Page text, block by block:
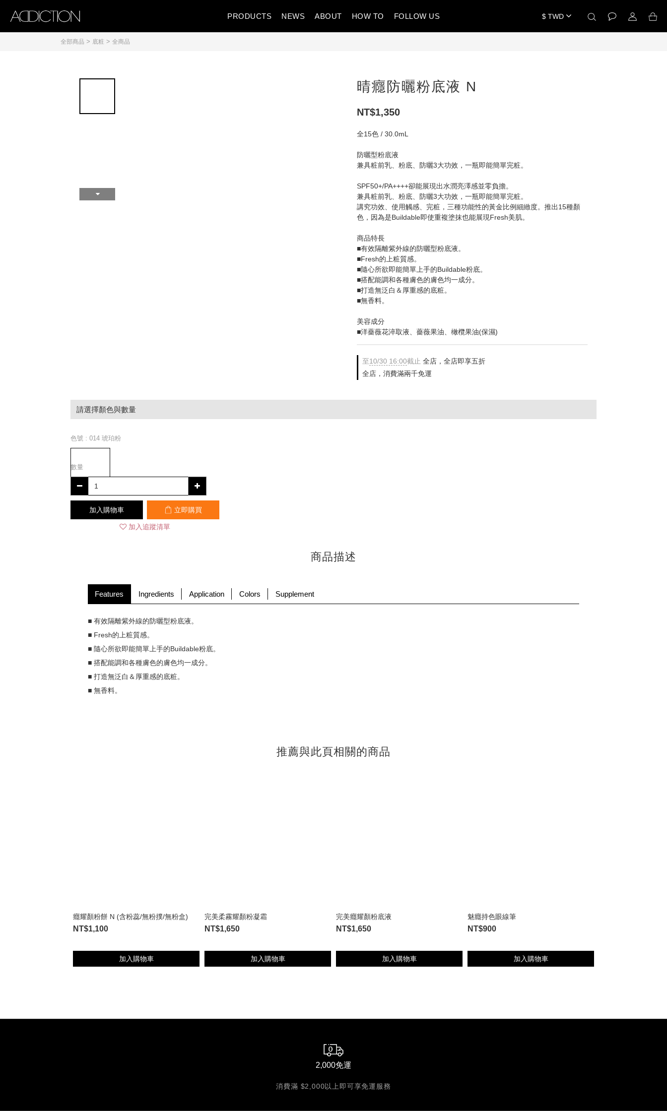
PRODUCTS NEWS ABOUT HOW TO FOLLOW US $ TWD
全部商品 > 底粧 > 全商品
晴癮防曬粉底液 N
NT$1,350
全15色 / 30.0mL
防曬型粉底液
兼具粧前乳、粉底、防曬3大功效，一瓶即能簡單完粧。
SPF50+/PA++++卻能展現出水潤亮澤感並零負擔。
兼具粧前乳、粉底、防曬3大功效，一瓶即能簡單完粧。
講究功效、使用觸感、完粧，三種功能性的黃金比例細緻度。推出15種顏
色，因為是Buildable即使重複塗抹也能展現Fresh美肌。
商品特長
■有效隔離紫外線的防曬型粉底液。
■Fresh的上粧質感。
■隨心所欲即能簡單上手的Buildable粉底。
■搭配能調和各種膚色的膚色均一成分。
■打造無泛白＆厚重感的底粧。
■無香料。
美容成分
■洋薔薇花淬取液、薔薇果油、橄欖果油(保濕)
至10/30 16:00截止 全店，全店即享五折
全店，消費滿兩千免運
請選擇顏色與數量
色號 : 014 琥珀粉
數量
加入購物車 立即購買
加入追蹤清單
商品描述
Features Ingredients Application Colors Supplement
■ 有效隔離紫外線的防曬型粉底液。
■ Fresh的上粧質感。
■ 隨心所欲即能簡單上手的Buildable粉底。
■ 搭配能調和各種膚色的膚色均一成分。
■ 打造無泛白＆厚重感的底粧。
■ 無香料。
推薦與此頁相關的商品
癮耀顏粉餅 N (含粉蕊/無粉撲/無粉盒)
NT$1,100
加入購物車
完美柔霧耀顏粉凝霜
NT$1,650
加入購物車
完美癮耀顏粉底液
NT$1,650
加入購物車
魅癮持色眼線筆
NT$900
加入購物車
2,000免運
消費滿 $2,000以上即可享免運服務